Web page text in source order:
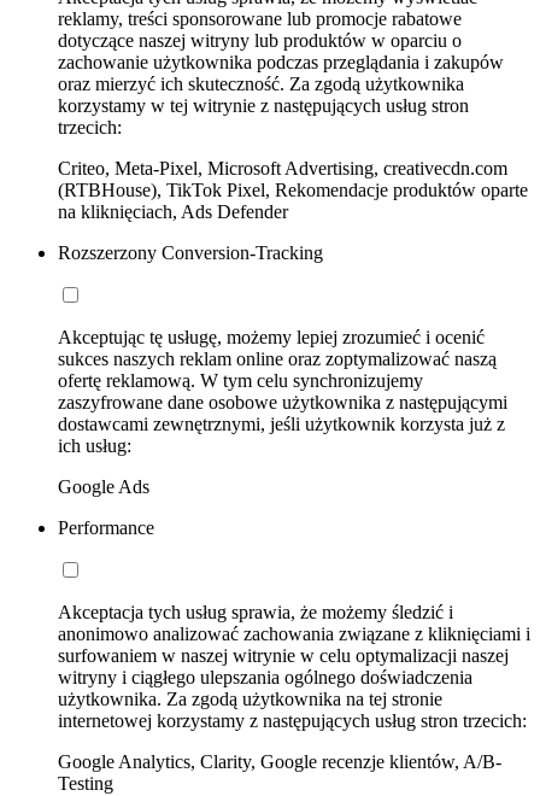
reklamy, treści sponsorowane lub promocje rabatowe
dotyczące naszej witryny lub produktów w oparciu o
zachowanie użytkownika podczas przeglądania i zakupów
oraz mierzyć ich skuteczność. Za zgodą użytkownika
korzystamy w tej witrynie z następujących usług stron
trzecich:
Criteo, Meta-Pixel, Microsoft Advertising, creativecdn.com
(RTBHouse), TikTok Pixel, Rekomendacje produktów oparte
na kliknięciach, Ads Defender
Rozszerzony Conversion-Tracking
Akceptując tę usługę, możemy lepiej zrozumieć i ocenić
sukces naszych reklam online oraz zoptymalizować naszą
ofertę reklamową. W tym celu synchronizujemy
zaszyfrowane dane osobowe użytkownika z następującymi
dostawcami zewnętrznymi, jeśli użytkownik korzysta już z
ich usług:
Google Ads
Performance
Akceptacja tych usług sprawia, że możemy śledzić i
anonimowo analizować zachowania związane z kliknięciami i
surfowaniem w naszej witrynie w celu optymalizacji naszej
witryny i ciągłego ulepszania ogólnego doświadczenia
użytkownika. Za zgodą użytkownika na tej stronie
internetowej korzystamy z następujących usług stron trzecich:
Google Analytics, Clarity, Google recenzje klientów, A/B-
Testing